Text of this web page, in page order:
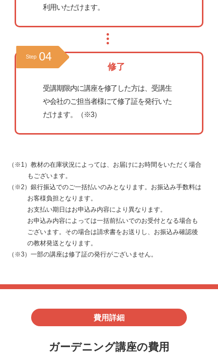
利用いただけます。
Step 04
修了
受講期限内に講座を修了した方は、受講生
や会社のご担当者様にて修了証を発行いた
だけます。（※3）
（※1）教材の在庫状況によっては、お届けにお時間をいただく場合
もございます。
（※2）銀行振込でのご一括払いのみとなります。お振込み手数料は
お客様負担となります。
お支払い期日はお申込み内容により異なります。
お申込み内容によっては一括前払いでのお受付となる場合も
ございます。その場合は請求書をお送りし、お振込み確認後
の教材発送となります。
（※3）一部の講座は修了証の発行がございません。
費用詳細
ガーデニング講座の費用